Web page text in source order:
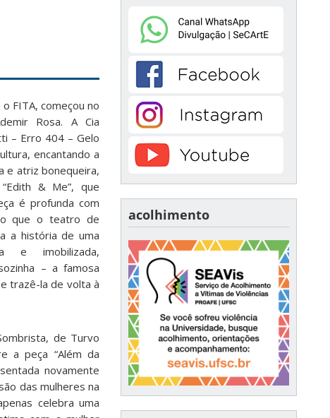
FITA, começou no
Rosa. A Cia
– Erro 404 – Gelo
encantando a
e atriz bonequeira,
& Me”, que
é profunda com
que o teatro de
a história de uma
e imobilizada,
– a famosa
trazê-la de volta à
de Turvo
a peça “Além da
novamente
das mulheres na
celebra uma
acolhimento